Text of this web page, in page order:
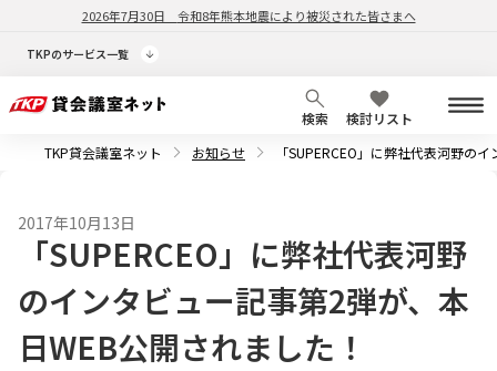
2026年7月30日 令和8年熊本地震により被災された皆さまへ
TKPのサービス一覧
検索
検討リスト
TKP貸会議室ネット
お知らせ 「SUPERCEO」に弊社代表河野の
2017年10月13日
「SUPERCEO」に弊社代表河野
のインタビュー記事第2弾が、本
日WEB公開されました！